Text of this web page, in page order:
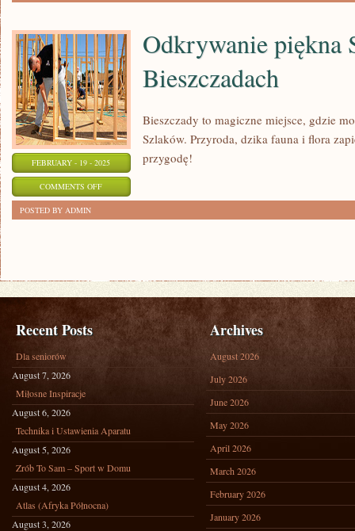
FEBRUARY - 19 - 2025
COMMENTS OFFON
BIESZCZADACH
Odkrywanie piękna
Bieszczadach
Bieszczady to magiczne miejsce, gdzie
Szlaków. Przyroda, dzika fauna i flora
przygodę!
POSTED BY ADMIN
Recent Posts
Dla seniorów
August 7, 2026
Miłosne Inspiracje
August 6, 2026
Technika i Ustawienia Aparatu
August 5, 2026
Zrób To Sam – Sport w Domu
August 4, 2026
Atlas (Afryka Północna)
August 3, 2026
Archives
August 2026
July 2026
June 2026
May 2026
April 2026
March 2026
February 2026
January 2026